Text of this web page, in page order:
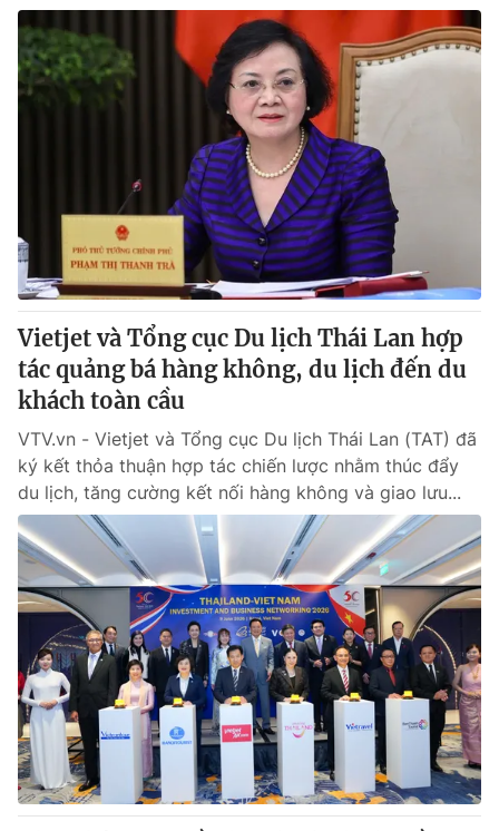
Vietjet và Tổng cục Du lịch Thái Lan hợp
tác quảng bá hàng không, du lịch đến du
khách toàn cầu
VTV.vn - Vietjet và Tổng cục Du lịch Thái Lan (TAT) đã
ký kết thỏa thuận hợp tác chiến lược nhằm thúc đẩy
du lịch, tăng cường kết nối hàng không và giao lưu...